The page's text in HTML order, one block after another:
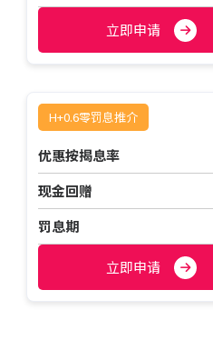
立即申请
H+0.6零罚息推介
优惠按揭息率
现金回赠
罚息期
立即申请